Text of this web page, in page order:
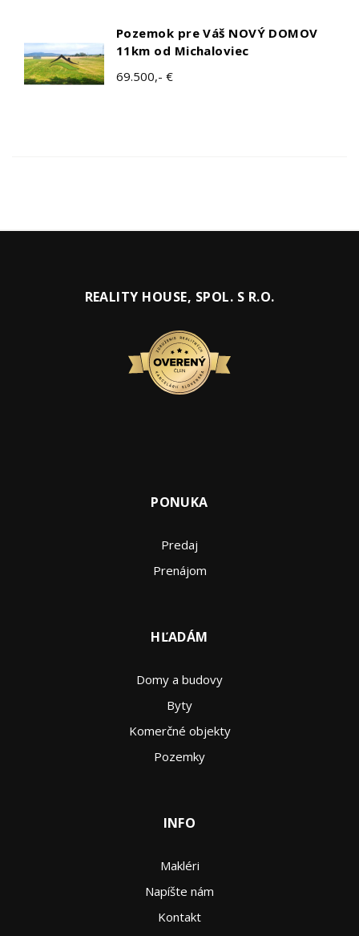
Pozemok pre Váš NOVÝ DOMOV
11km od Michaloviec
69.500,- €
REALITY HOUSE, SPOL. S R.O.
PONUKA
Predaj
Prenájom
HĽADÁM
Domy a budovy
Byty
Komerčné objekty
Pozemky
INFO
Makléri
Napíšte nám
Kontakt